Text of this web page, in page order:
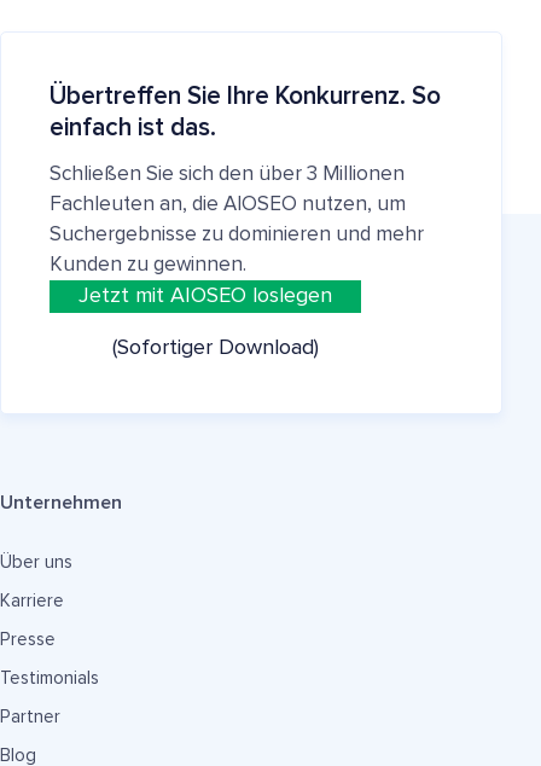
Übertreffen Sie Ihre Konkurrenz. So
einfach ist das.
Schließen Sie sich den über 3 Millionen
Fachleuten an, die AIOSEO nutzen, um
Suchergebnisse zu dominieren und mehr
Kunden zu gewinnen.
Jetzt mit AIOSEO loslegen
(Sofortiger Download)
Unternehmen
Über uns
Karriere
Presse
Testimonials
Partner
Blog